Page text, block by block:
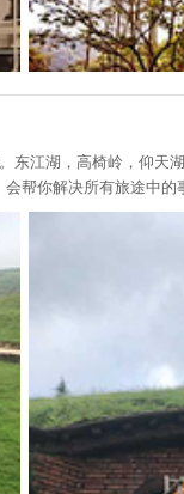
东江湖，高椅岭，仰
你解决所有旅途中